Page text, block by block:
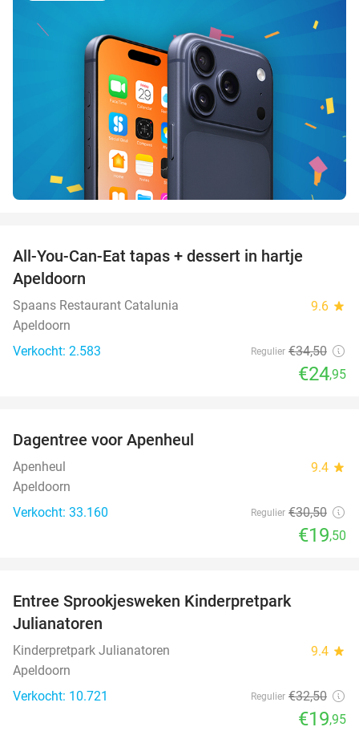
All-You-Can-Eat tapas + dessert in hartje
Apeldoorn
Spaans Restaurant Catalunia 9.6 star
Apeldoorn
Verkocht: 2.583
Regulier €34,50
€24,95
Dagentree voor Apenheul
Apenheul 9.4 star
Apeldoorn
Verkocht: 33.160
Regulier €30,50
€19,50
Entree Sprookjesweken Kinderpretpark
Julianatoren
Kinderpretpark Julianatoren 9.4 star
Apeldoorn
Verkocht: 10.721
Regulier €32,50
€19,95